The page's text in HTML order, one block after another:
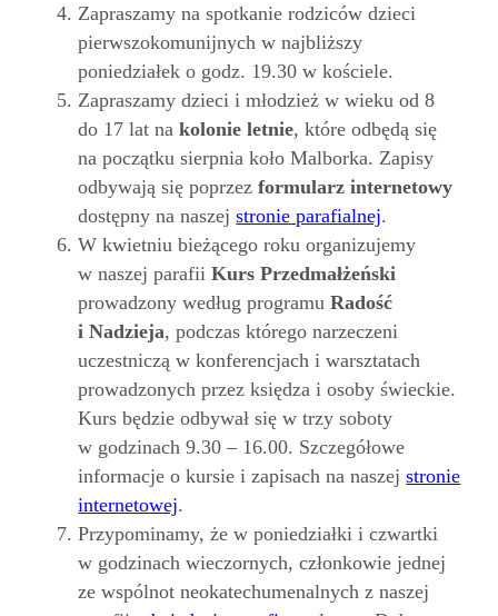
Zapraszamy na spotkanie rodziców dzieci
pierwszokomunijnych w najbliższy
poniedziałek o godz. 19.30 w kościele.
Zapraszamy dzieci i młodzież w wieku od 8
do 17 lat nakolonie letnie, które odbędą się
na początku sierpnia koło Malborka. Zapisy
odbywają się poprzezformularz internetowy
dostępny na naszejstronie parafialnej.
W kwietniu bieżącego roku organizujemy
w naszej parafiiKurs Przedmałżeński
prowadzony według programuRadość
i Nadzieja, podczas którego narzeczeni
uczestniczą w konferencjach i warsztatach
prowadzonych przez księdza i osoby świeckie.
Kurs będzie odbywał się w trzy soboty
w godzinach 9.30 – 16.00. Szczegółowe
informacje o kursie i zapisach na naszejstronie
internetowej.
Przypominamy, że w poniedziałki i czwartki
w godzinach wieczornych, członkowie jednej
ze wspólnot neokatechumenalnych z naszej